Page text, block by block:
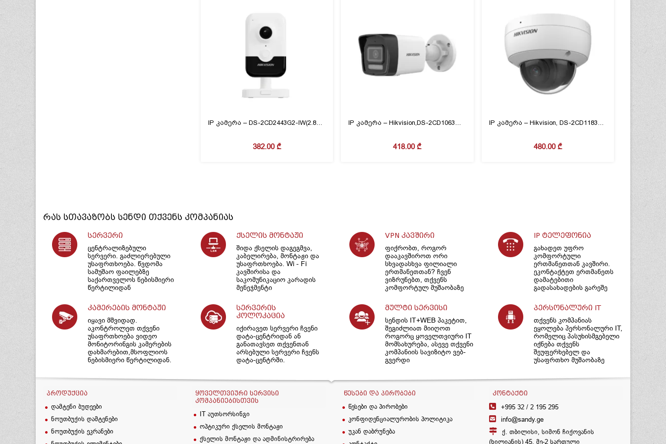
382.00₾ 418.00₾ 480.00₾
რას სთავაზობს სენდი თქვენს კომპანიას
სერვერი
ცენტრალიზებული
სერვერი. გაძლიერებული
უსაფრთხოება. წვდომა
სამუშაო ფაილებზე
საქართველოს ნებისმიერი
წერტილიდან
ქსელის მონტაჟი
შიდა ქსელის დაგეგმვა,
კაბელირება, მონტაჟი და
უსაფრთხოება. Wi - Fi
კავშირისა და
საკომუნიკაციო კარადის
მენეჯმენტი
VPN კავშირი
ფიქრობთ, როგორ
დააკავშიროთ ორი
სხვადასხვა ფილიალი
ერთმანეთთან? ჩვენ
ვიზრუნებთ, თქვენს
კომფორტულ მუშაობაზე
IP ტელეფონია
გახადეთ უფრო
კომფორტული
ერთმანეთთან კავშირი.
ეკონტაქტეთ ერთმანეთს
დამატებითი
გადასახადების გარეშე
კამერების მონტაჟი
იყავი მშვიდად.
აკონტროლეთ თქვენი
უსაფრთხოება ვიდეო
მონიტორინგის კამერების
დახმარებით,მსოფლიოს
ნებისმიერი წერტილიდან.
სერვერის
კოლოკაცია
იქირავეთ სერვერი ჩვენი
დატა-ცენტრიდან ან
განათავსეთ თქვენთან
არსებული სერვერი ჩვენს
დატა-ცენტრში.
მულტი სერვისი
სენდის IT+WEB პაკეტით,
შეგიძლიათ მიიღოთ
როგორც ყოველთვიური IT
მომსახურება, ასევე თქვენი
კომპანიის სავიზიტო ვებ-
გვერდი
პერსონალური IT
თქვენს კომპანიას
ეყოლება პერსონალური IT,
რომელიც პასუხისმგებელი
იქნება თქვენს
შეუფერხებელ და
უსაფრთხო მუშაობაზე
ᲞᲠᲝᲓᲣᲥᲪᲘᲐ
დამტენი ბუდეები
ნოუთბუქის დამტენები
ნოუთბუქის ეკრანები
ᲧᲝᲕᲔᲚᲗᲕᲘᲣᲠᲘ ᲡᲔᲠᲕᲘᲡᲘ
ᲙᲝᲛᲞᲐᲜᲘᲔᲑᲘᲡᲗᲕᲘᲡ
IT აუთსორსინგი
ოპტიკური ქსელის მონტაჟი
ქსელის მონტაჟი და ადმინისტრირება
ᲬᲔᲡᲔᲑᲘ ᲓᲐ ᲞᲘᲠᲝᲑᲔᲑᲘ
წესები და პირობები
კონფიდენციალურობის პოლიტიკა
უკან დაბრუნება
ᲙᲝᲜᲢᲐᲥᲢᲘ
+995 32 / 2 195 295
info@sandy.ge
ქ. თბილისი, სიმონ ჩიქოვანის
(ხილიანის) 45, მე-2 სართული